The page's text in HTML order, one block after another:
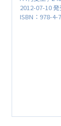
2012-07-10
ISBN：978-4-